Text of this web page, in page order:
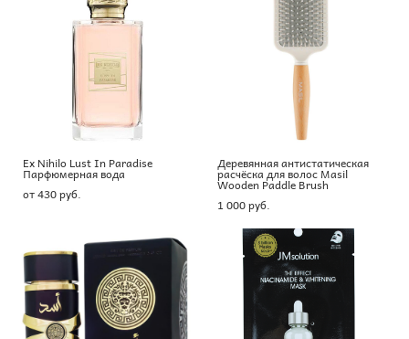
Ex Nihilo Lust In Paradise
Парфюмерная вода
от 430 pуб.
Деревянная антистатическая
расчёска для волос Masil
Wooden Paddle Brush
1 000 pуб.